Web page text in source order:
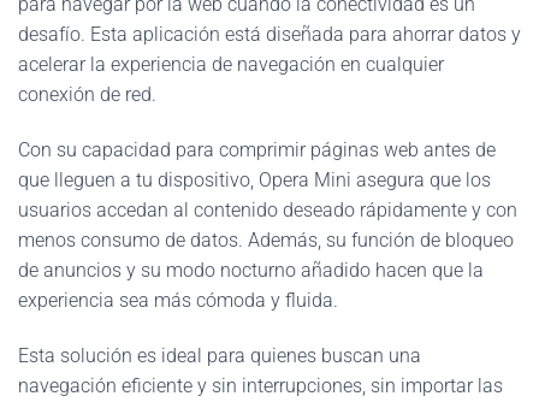
desafío. Esta aplicación está diseñada para ahorrar datos y
acelerar la experiencia de navegación en cualquier
conexión de red.
Con su capacidad para comprimir páginas web antes de
que lleguen a tu dispositivo, Opera Mini asegura que los
usuarios accedan al contenido deseado rápidamente y con
menos consumo de datos. Además, su función de bloqueo
de anuncios y su modo nocturno añadido hacen que la
experiencia sea más cómoda y fluida.
Esta solución es ideal para quienes buscan una
navegación eficiente y sin interrupciones, sin importar las